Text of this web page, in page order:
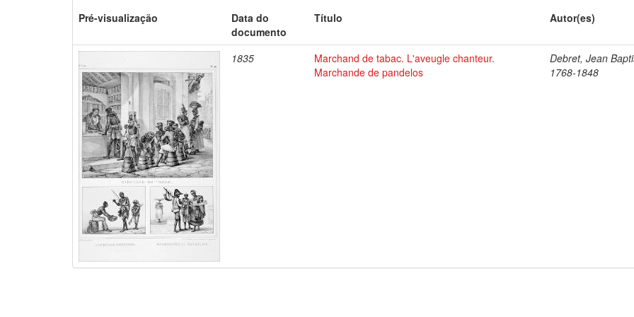
Pré-visualização
Data do
documento
Título Autor(es)
1835
Marchand de tabac. L'aveugle chanteur.
Marchande de pandelos
Debret, Jean
1768-1848